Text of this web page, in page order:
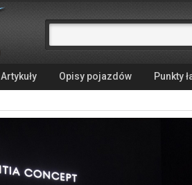
Artykuły Opisy pojazdów Punkty